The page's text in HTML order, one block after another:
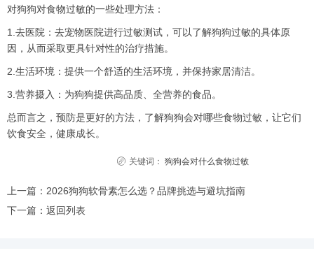
对狗狗对食物过敏的一些处理方法：
1.去医院：去宠物医院进行过敏测试，可以了解狗狗过敏的具体原
因，从而采取更具针对性的治疗措施。
2.生活环境：提供一个舒适的生活环境，并保持家居清洁。
3.营养摄入：为狗狗提供高品质、全营养的食品。
总而言之，预防是更好的方法，了解狗狗会对哪些食物过敏，让它们
饮食安全，健康成长。
关键词： 狗狗会对什么食物过敏
上一篇： 2026狗狗软骨素怎么选？品牌挑选与避坑指南
下一篇： 返回列表